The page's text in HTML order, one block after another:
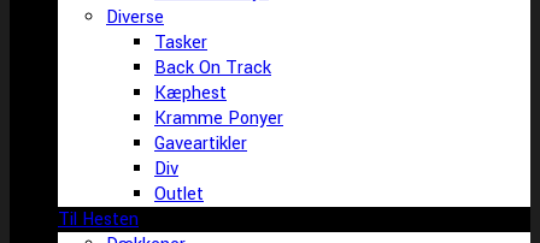
Diverse
Tasker
Back On Track
Kæphest
Kramme Ponyer
Gaveartikler
Div
Outlet
Til Hesten